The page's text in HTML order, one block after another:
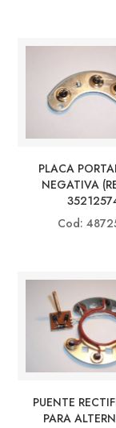
PLACA
NEGATIVA
Cod:
PUENTE
PARA